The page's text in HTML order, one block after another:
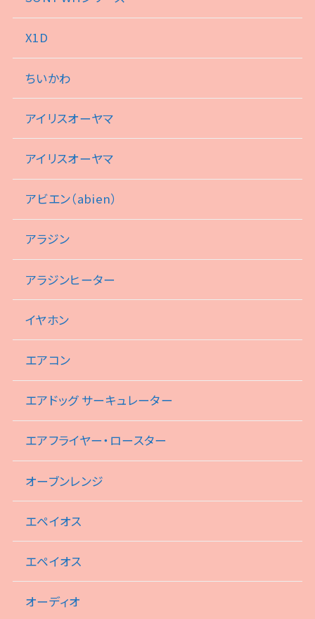
X1D
ちいかわ
アイリスオーヤマ
アイリスオーヤマ
アビエン（abien）
アラジン
アラジンヒーター
イヤホン
エアコン
エアドッグ サーキュレーター
エアフライヤー・ロースター
オーブンレンジ
エペイオス
エペイオス
オーディオ